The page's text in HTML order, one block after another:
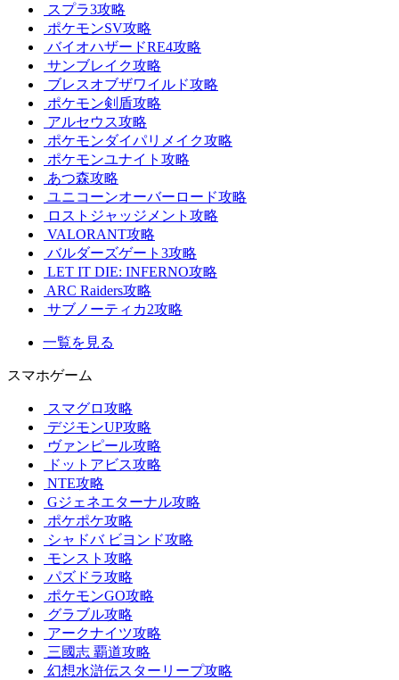
スプラ3攻略
ポケモンSV攻略
バイオハザードRE4攻略
サンブレイク攻略
ブレスオブザワイルド攻略
ポケモン剣盾攻略
アルセウス攻略
ポケモンダイパリメイク攻略
ポケモンユナイト攻略
あつ森攻略
ユニコーンオーバーロード攻略
ロストジャッジメント攻略
VALORANT攻略
バルダーズゲート3攻略
LET IT DIE: INFERNO攻略
ARC Raiders攻略
サブノーティカ2攻略
一覧を見る
スマホゲーム
スマグロ攻略
デジモンUP攻略
ヴァンピール攻略
ドットアビス攻略
NTE攻略
Gジェネエターナル攻略
ポケポケ攻略
シャドバ ビヨンド攻略
モンスト攻略
パズドラ攻略
ポケモンGO攻略
グラブル攻略
アークナイツ攻略
三國志 覇道攻略
幻想水滸伝スターリープ攻略